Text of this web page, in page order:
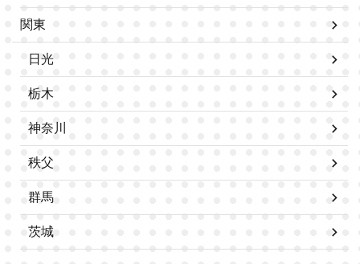
関東
日光
栃木
神奈川
秩父
群馬
茨城